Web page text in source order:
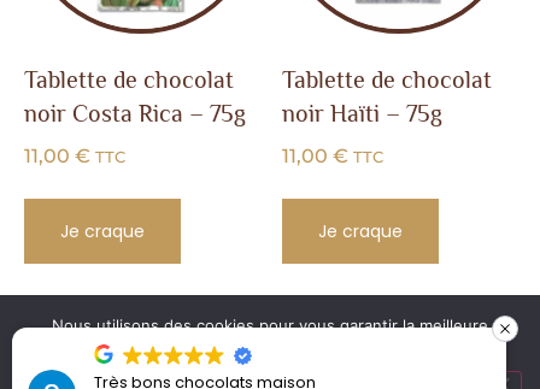
Tablette de chocolat
noir Costa Rica – 75g
11,00 € TTC
Je craque
Tablette de chocolat
noir Haïti – 75g
11,00 € TTC
Je craque
MAISON MISTRE |
CHOCOLATERIE À
MENTIONS
SITE CRÉÉ
Nous utilisons des cookies pour vous garantir la meilleure
expérience possible sur notre site web. En continuant à
naviguer sur le site, vous en acceptez la politique de
Très bons chocolats maison